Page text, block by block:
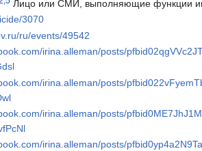
Лицо или СМИ, выполняющие функции
3070
ru/events/49542
irina.alleman/posts/
irina.alleman/posts/
irina.alleman/posts/
irina.alleman/posts/